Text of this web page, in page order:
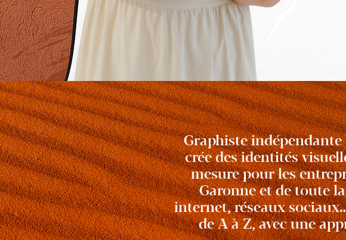
Graphiste indépendante
crée des identités
mesure pour les
Garonne et de toute
internet, réseaux
de A à Z, avec une